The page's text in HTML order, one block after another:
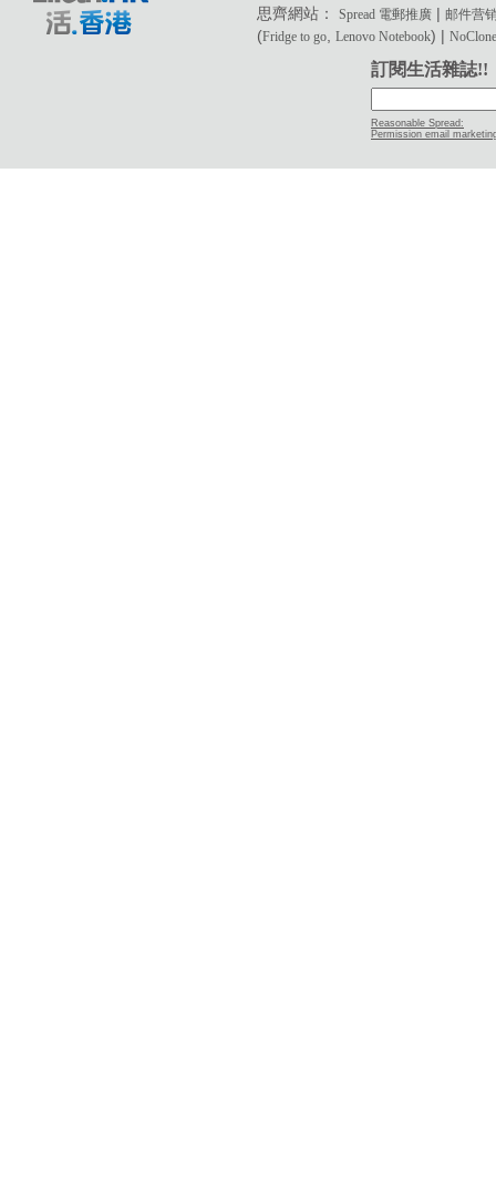
思齊網站：Spread 電郵推廣 |邮件营
(Fridge to go ,Lenovo Notebook) |